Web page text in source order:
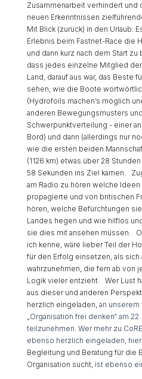
Zusammenarbeit verhindert und
neuen Erkenntnissen
Mit Blick (zurück) in den Urlaub:
Erlebnis beim Fastnet-Race die
und dann kurz nach dem Start
dass jedes einzelne Mitglied
Land, darauf aus war, das Beste
sehen, wie die Boote
(Hydrofoils machen’s möglich
anderen Bewegungsmusters
Schwerpunktverteilung - einer
Bord) und dann (allerdings nur
wie die ersten beiden
(1126 km) etwas über 28
58 Sekunden ins Ziel kamen.
am Radio zu hören welche
propagierte und von britischen
hören, welche Befürchtungen
Landes hegen und wie hilflos
sie dies mit ansehen müssen.
ich kenne, wäre lieber Teil der
für den Erfolg einsetzen, als
wahrzunehmen, die fern ab von
Logik vieler entzieht. Wer Lust
aus dieser und anderen
herzlich eingeladen, an
„Organisation frei denken“ am
teilzunehmen. Wer mehr zu
ebenso herzlich eingeladen,
Begleitung und Beratung für die
Organisation sucht, ist ebenso